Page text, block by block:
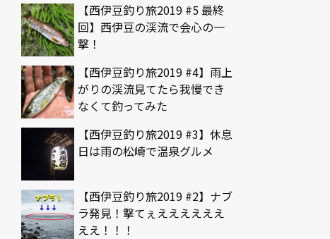
【西伊豆釣り旅2019 #5 最終
回】西伊豆の渓流で会心の一
撃！
【西伊豆釣り旅2019 #4】雨上
がりの渓流見てたら我慢でき
なくて釣ってみた
【西伊豆釣り旅2019 #3】休息
日は雨の松崎で温泉グルメ
【西伊豆釣り旅2019 #2】ナブ
ラ発見！撃てぇええええええ
ええ！！！